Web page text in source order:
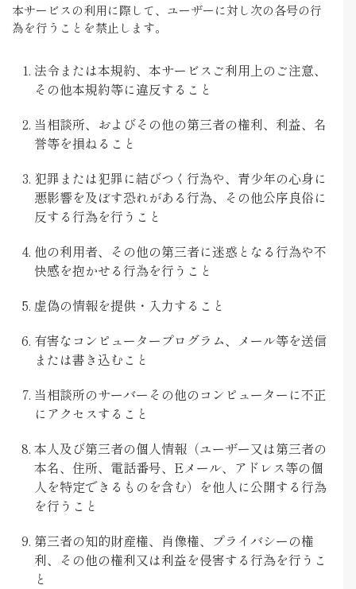
本サービスの利用に際して、ユーザーに対し次の各号の行
為を行うことを禁止します。
法令または本規約、本サービスご利用上のご注意、
その他本規約等に違反すること
当相談所、およびその他の第三者の権利、利益、名
誉等を損ねること
犯罪または犯罪に結びつく行為や、青少年の心身に
悪影響を及ぼす恐れがある行為、その他公序良俗に
反する行為を行うこと
他の利用者、その他の第三者に迷惑となる行為や不
快感を抱かせる行為を行うこと
虚偽の情報を提供・入力すること
有害なコンピュータープログラム、メール等を送信
または書き込むこと
当相談所のサーバーその他のコンピューターに不正
にアクセスすること
本人及び第三者の個人情報（ユーザー又は第三者の
本名、住所、電話番号、Eメール、アドレス等の個
人を特定できるものを含む）を他人に公開する行為
を行うこと
第三者の知的財産権、肖像権、プライバシーの権
利、その他の権利又は利益を侵害する行為を行うこ
と